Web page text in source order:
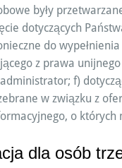
były
dotyczących
do
z prawa
f)
w związku z
o których
dla osób